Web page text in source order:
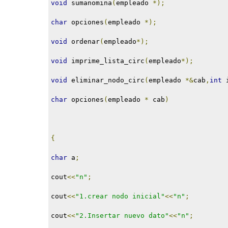
void sumanomina ( empleado *);
char opciones (empleado *);
void ordenar(empleado*);
void imprime_lista_circ (empleado*);
void eliminar_nodo_circ (empleado *&cab , int
char opciones (empleado * cab )
{
char a ;
cout<<"n" ;
cout<<"1.crear nodo inicial"<<"n" ;
cout<<"2.Insertar nuevo dato"<<"n" ;